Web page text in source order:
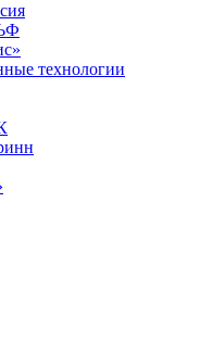
технологии